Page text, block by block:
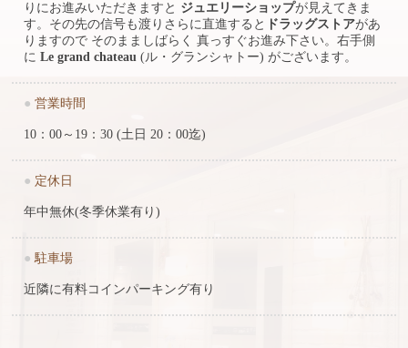
りにお進みいただきますと ジュエリーショップが見えてきま
す。その先の信号も渡りさらに直進すると ドラッグストアがあ
りますので そのまましばらく 真っすぐお進み下さい。右手側
に Le grand chateau (ル・グランシャトー) がございます。
● 営業時間
10：00～19：30 (土日 20：00迄)
● 定休日
年中無休(冬季休業有り)
● 駐車場
近隣に有料コインパーキング有り